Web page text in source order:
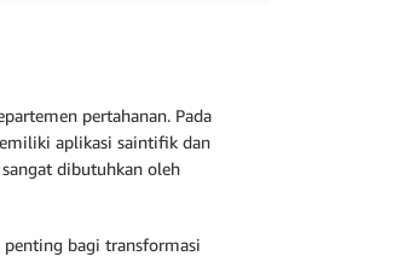
pertahanan. Pada
aplikasi saintifik dan
dibutuhkan oleh
bagi transformasi